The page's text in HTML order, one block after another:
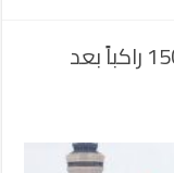
طائرة “الخطوط الأمريكية” تخلي 150 راكباً بعد